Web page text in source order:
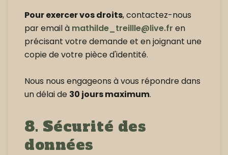
Pour exercer vos droits, contactez-nous
par email à mathilde_treillle@live.fr en
précisant votre demande et en joignant une
copie de votre pièce d'identité.
Nous nous engageons à vous répondre dans
un délai de 30 jours maximum.
8. Sécurité des
données